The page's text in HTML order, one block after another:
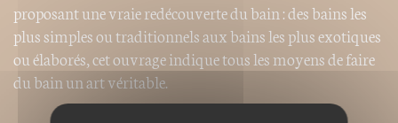
proposant une vraie redécouverte du bain : des bains les
plus simples ou traditionnels aux bains les plus exotiques
ou élaborés, cet ouvrage indique tous les moyens de faire
du bain un art véritable.